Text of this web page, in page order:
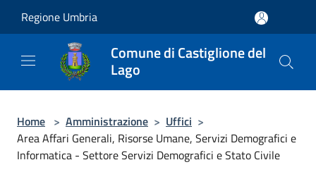
Regione Umbria
Comune di Castiglione del
Lago
Home > Amministrazione > Uffici >
Area Affari Generali, Risorse Umane, Servizi Demografici e
Informatica - Settore Servizi Demografici e Stato Civile